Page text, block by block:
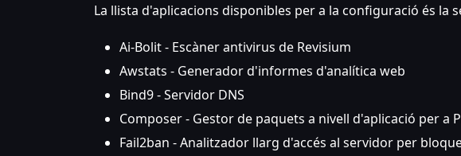
La llista d'aplicacions disponibles per a la configuració és la
Ai-Bolit - Escàner antivirus de Revisium
Awstats - Generador d'informes d'analítica web
Bind9 - Servidor DNS
Composer - Gestor de paquets a nivell d'aplicació per a
Fail2ban - Analitzador llarg d'accés al servidor per